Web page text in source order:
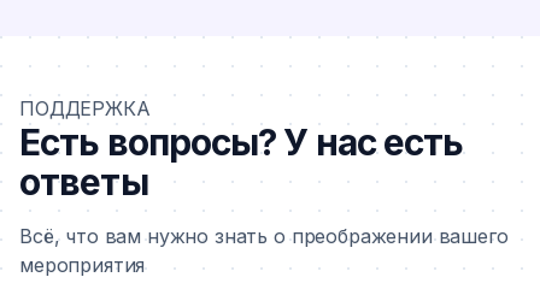
ПОДДЕРЖКА
Есть вопросы? У нас есть
ответы
Всё, что вам нужно знать о преображении вашего
мероприятия